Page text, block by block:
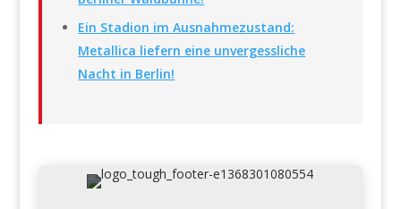
Ein Stadion im Ausnahmezustand:
Metallica liefern eine unvergessliche
Nacht in Berlin!